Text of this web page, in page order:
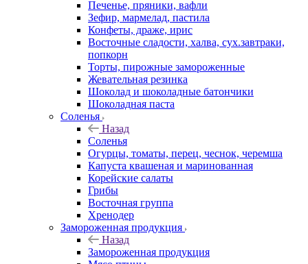
Печенье, пряники, вафли
Зефир, мармелад, пастила
Конфеты, драже, ирис
Восточные сладости, халва, сух.завтраки,
попкорн
Торты, пирожные замороженные
Жевательная резинка
Шоколад и шоколадные батончики
Шоколадная паста
Соленья
Назад
Соленья
Огурцы, томаты, перец, чеснок, черемша
Капуста квашеная и маринованная
Корейские салаты
Грибы
Восточная группа
Хренодер
Замороженная продукция
Назад
Замороженная продукция